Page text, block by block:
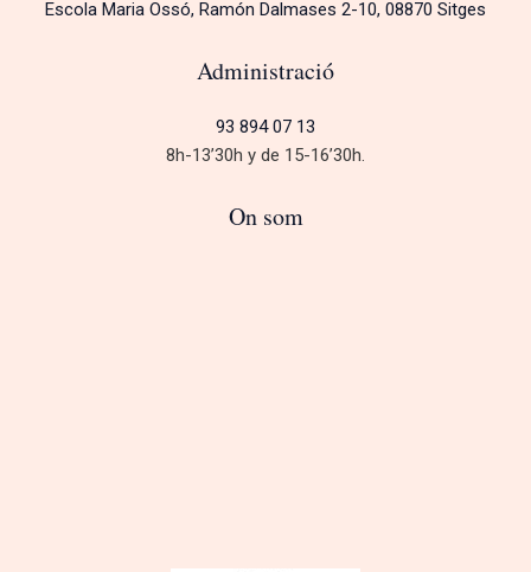
Escola Maria Ossó, Ramón Dalmases 2-10, 08870 Sitges
Administració
93 894 07 13
8h-13’30h y de 15-16’30h.
On som